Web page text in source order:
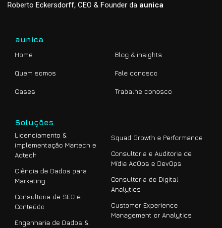
Roberto Eckersdorff, CEO & Founder da aunica
aunica
Home
Quem somos
Cases
Blog & insights
Fale conosco
Trabalhe conosco
Soluções
Licenciamento &
implementação Martech e
Adtech
Ciência de Dados para
Marketing
Consultoria de SEO e
Conteúdo
Engenharia de Dados &
Squad Growth e Performance
Consultoria e Auditoria de
Mídia AdOps e DevOps
Consultoria de Digital
Analytics
Customer Experience
Management or Analytics